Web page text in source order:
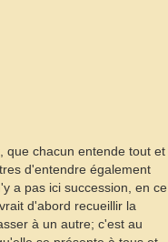
que chacun entende tout et
d'entendre également
a pas ici succession, en ce
d'abord recueillir la
à un autre; c'est au